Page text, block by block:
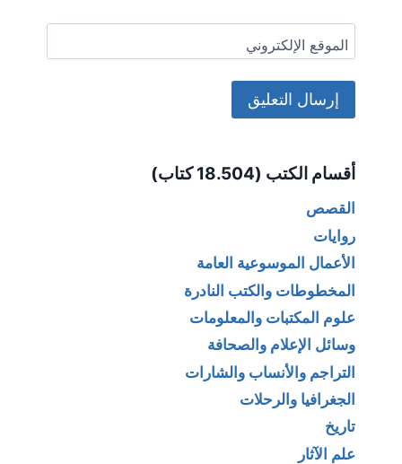
الموقع الإلكتروني
أقسام الكتب (18.504 كتاب)
القصص
روايات
الأعمال الموسوعية العامة
المخطوطات والكتب النادرة
علوم المكتبات والمعلومات
وسائل الإعلام والصحافة
التراجم والأنساب والشارات
الجغرافيا والرحلات
تاريخ
علم الآثار